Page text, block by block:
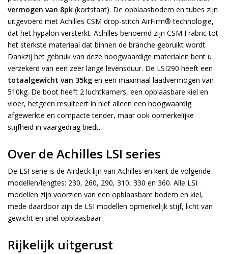
vermogen van 8pk (kortstaat). De opblaasbodem en tubes zijn
uitgevoerd met Achilles CSM drop-stitch AirFirm® technologie,
dat het hypalon versterkt. Achilles benoemd zijn CSM Frabric tot
het sterkste materiaal dat binnen de branche gebruikt wordt.
Dankzij het gebruik van deze hoogwaardige materialen bent u
verzekerd van een zeer lange levensduur. De LSI290 heeft een
totaalgewicht van 35kg en een maximaal laadvermogen van
510kg. De boot heeft 2 luchtkamers, een opblaasbare kiel en
vloer, hetgeen resulteert in niet alleen een hoogwaardig
afgewerkte en compacte tender, maar ook opmerkelijke
stijfheid in vaargedrag biedt.
Over de Achilles LSI series
De LSI serie is de Airdeck lijn van Achilles en kent de volgende
modellen/lengtes: 230, 260, 290, 310, 330 en 360. Alle LSI
modellen zijn voorzien van een opblaasbare bodem en kiel,
mede daardoor zijn de LSI modellen opmerkelijk stijf, licht van
gewicht en snel opblaasbaar.
Rijkelijk uitgerust